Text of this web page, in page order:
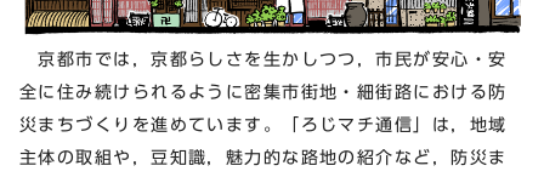
京都市では，京都らしさを生かしつつ，市民が安心・安
全に住み続けられるように密集市街地・細街路における防
災まちづくりを進めています。「ろじマチ通信」は，地域
主体の取組や，豆知識，魅力的な路地の紹介など，防災ま